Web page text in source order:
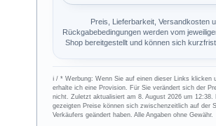
Preis, Lieferbarkeit, Versandkosten
Rückgabebedingungen werden vom
Shop bereitgestellt und können sich
ℹ︎ / * Werbung: Wenn Sie auf einen dieser Links klicken
erhalte ich eine Provision. Für Sie verändert sich der
nicht. Zuletzt aktualisiert am 8. August 2026 um 12:38.
gezeigten Preise können sich zwischenzeitlich auf der
Verkäufers geändert haben. Alle Angaben ohne Gewähr.